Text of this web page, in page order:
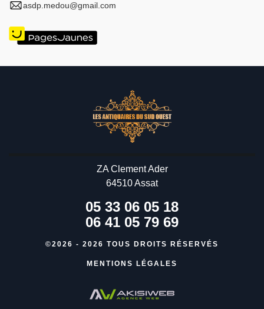
asdp.medou@gmail.com
ZA Clement Ader
64510 Assat
05 33 06 05 18
06 41 05 79 69
©2026 - 2026 TOUS DROITS RÉSERVÉS
MENTIONS LÉGALES